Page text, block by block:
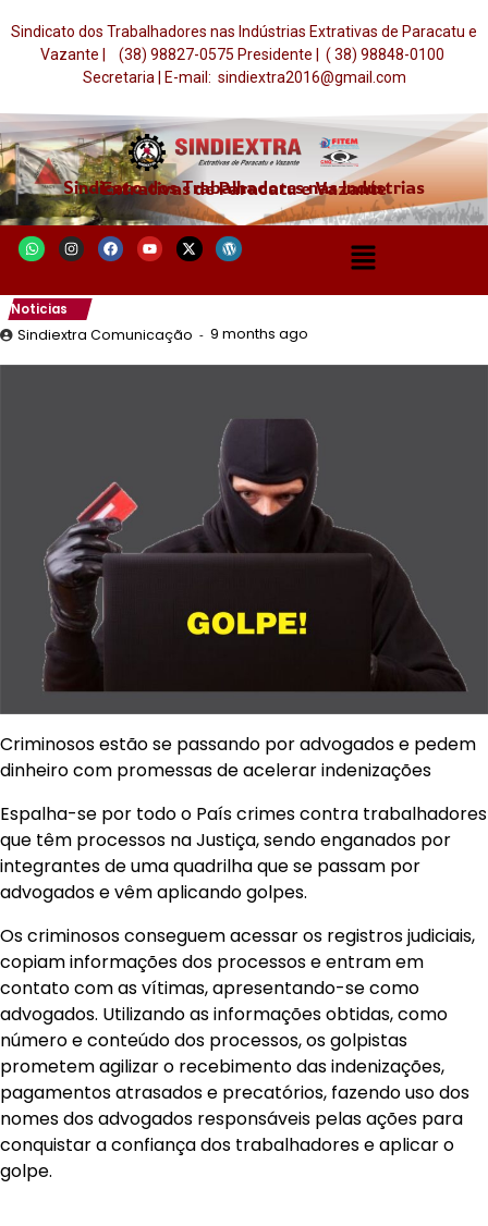
Sindicato dos Trabalhadores nas Indústrias Extrativas de Paracatu e
Vazante | (38) 98827-0575 Presidente | ( 38) 98848-0100
Secretaria | E-mail: sindiextra2016@gmail.com
Sindicato dos Trabalhadores nas Indústrias Extrativas de Paracatu e Vazante
Noticias
Sindiextra Comunicação 9 months ago
Criminosos estão se passando por advogados e pedem
dinheiro com promessas de acelerar indenizações
Espalha-se por todo o País crimes contra trabalhadores
que têm processos na Justiça, sendo enganados por
integrantes de uma quadrilha que se passam por
advogados e vêm aplicando golpes.
Os criminosos conseguem acessar os registros judiciais,
copiam informações dos processos e entram em
contato com as vítimas, apresentando-se como
advogados. Utilizando as informações obtidas, como
número e conteúdo dos processos, os golpistas
prometem agilizar o recebimento das indenizações,
pagamentos atrasados e precatórios, fazendo uso dos
nomes dos advogados responsáveis pelas ações para
conquistar a confiança dos trabalhadores e aplicar o
golpe.